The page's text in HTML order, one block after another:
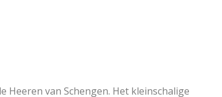
Heeren van Schengen. Het kleinschalige